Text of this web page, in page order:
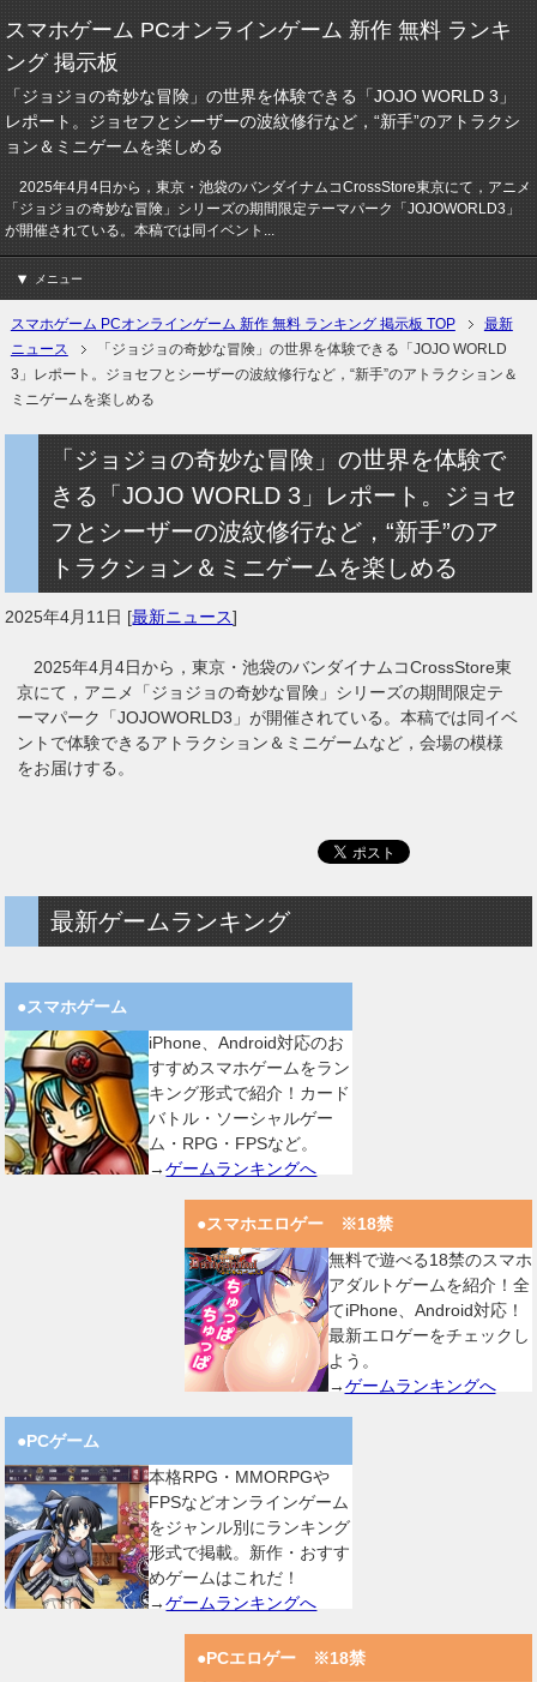
スマホゲーム PCオンラインゲーム 新作 無料 ランキ
ング 掲示板
「ジョジョの奇妙な冒険」の世界を体験できる「JOJO WORLD 3」
レポート。ジョセフとシーザーの波紋修行など，“新手”のアトラクシ
ョン＆ミニゲームを楽しめる
2025年4月4日から，東京・池袋のバンダイナムコCrossStore東京にて，アニメ
「ジョジョの奇妙な冒険」シリーズの期間限定テーマパーク「JOJOWORLD3」
が開催されている。本稿では同イベント...
メニュー
スマホゲーム PCオンラインゲーム 新作 無料 ランキング 掲示板 TOP
最新
ニュース
「ジョジョの奇妙な冒険」の世界を体験できる「JOJO WORLD
3」レポート。ジョセフとシーザーの波紋修行など，“新手”のアトラクション＆
ミニゲームを楽しめる
「ジョジョの奇妙な冒険」の世界を体験で
きる「JOJO WORLD 3」レポート。ジョセ
フとシーザーの波紋修行など，“新手”のア
トラクション＆ミニゲームを楽しめる
2025年4月11日 [最新ニュース]
2025年4月4日から，東京・池袋のバンダイナムコCrossStore東
京にて，アニメ「ジョジョの奇妙な冒険」シリーズの期間限定テ
ーマパーク「JOJOWORLD3」が開催されている。本稿では同イベ
ントで体験できるアトラクション＆ミニゲームなど，会場の模様
をお届けする。
最新ゲームランキング
●スマホゲーム
iPhone、Android対応のお
すすめスマホゲームをラン
キング形式で紹介！カード
バトル・ソーシャルゲー
ム・RPG・FPSなど。
→ゲームランキングへ
●スマホエロゲー ※18禁
無料で遊べる18禁のスマホ
アダルトゲームを紹介！全
てiPhone、Android対応！
最新エロゲーをチェックし
よう。
→ゲームランキングへ
●PCゲーム
本格RPG・MMORPGや
FPSなどオンラインゲーム
をジャンル別にランキング
形式で掲載。新作・おすす
めゲームはこれだ！
→ゲームランキングへ
●PCエロゲー ※18禁